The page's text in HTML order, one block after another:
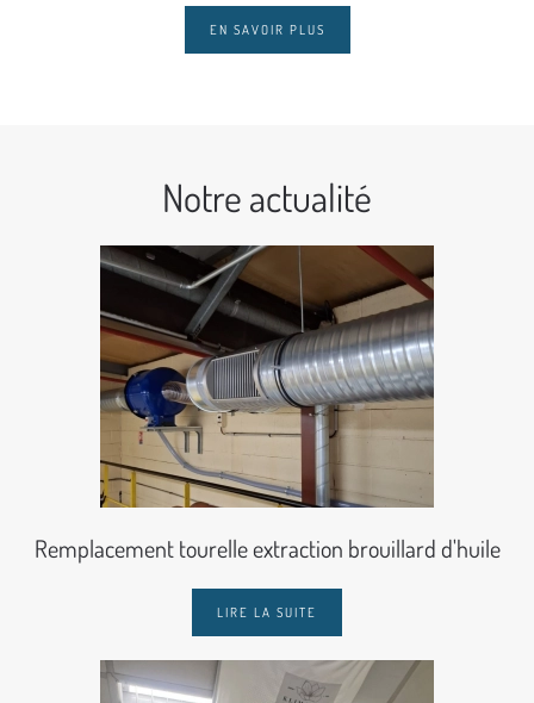
EN SAVOIR PLUS
Notre actualité
Remplacement tourelle extraction brouillard d'huile
LIRE LA SUITE